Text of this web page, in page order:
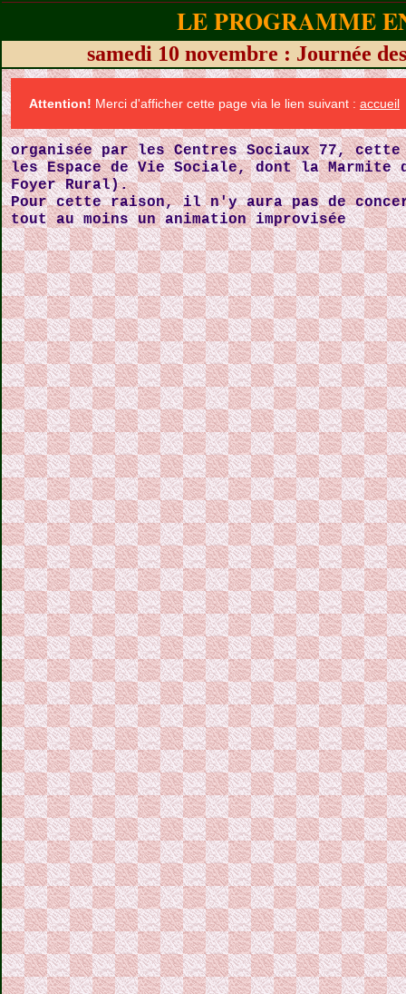
LE PROGRAMME
samedi 10 novembre : Journée
Attention! Merci d'afficher cette page via le lien suivant : accueil
organisée par les Centres Sociaux 77,
les Espace de Vie Sociale, dont la Marmite
Foyer Rural).
Pour cette raison, il n'y aura pas de
tout au moins un animation improvisée